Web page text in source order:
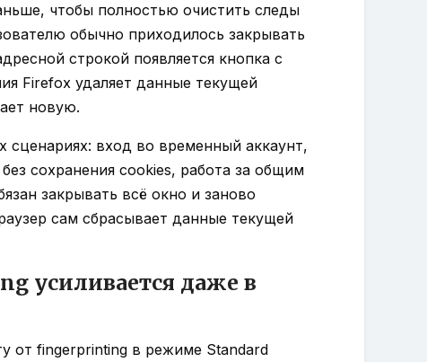
чтобы полностью очистить следы
обычно приходилось закрывать
строкой появляется кнопка с
Firefox удаляет данные текущей
новую.
вход во временный аккаунт,
сохранения cookies, работа за общим
закрывать всё окно и заново
сам сбрасывает данные текущей
усиливается даже в
от fingerprinting в режиме Standard